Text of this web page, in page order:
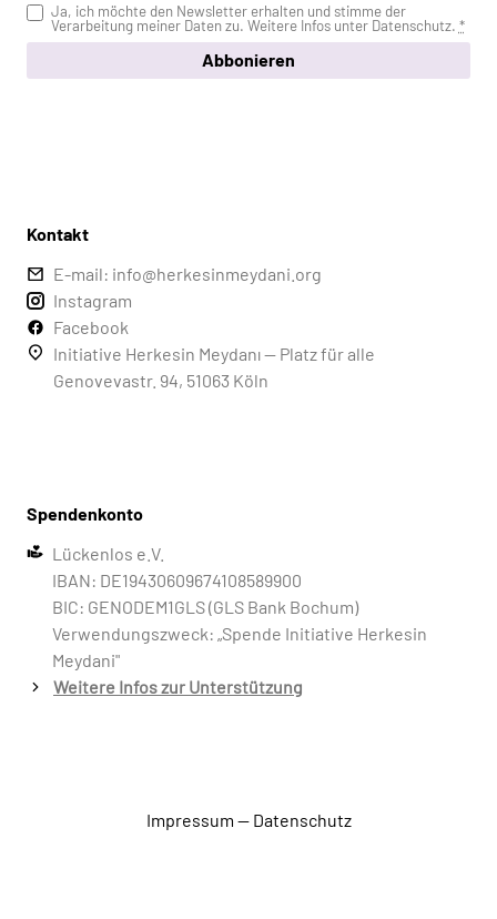
Ja, ich möchte den Newsletter erhalten und stimme der
Verarbeitung meiner Daten zu. Weitere Infos unter Datenschutz. *
Abbonieren
Kontakt
E-mail: info@herkesinmeydani.org
Instagram
Facebook
Initiative Herkesin Meydanı — Platz für alle
Genovevastr. 94, 51063 Köln
Spendenkonto
Lückenlos e.V.
IBAN: DE19430609674108589900
BIC: GENODEM1GLS (GLS Bank Bochum)
Verwendungszweck: „Spende Initiative Herkesin
Meydani"
Weitere Infos zur Unterstützung
Impressum — Datenschutz